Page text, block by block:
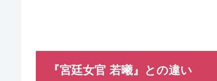
『宮廷女官 若曦』との違い